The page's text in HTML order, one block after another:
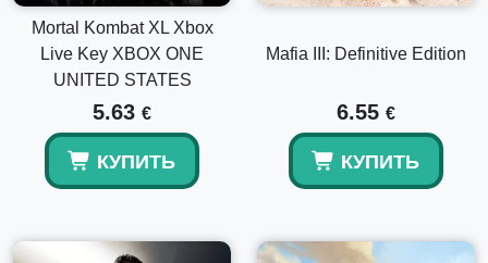
Mortal Kombat XL Xbox
Live Key XBOX ONE
UNITED STATES
5.63 €
КУПИТЬ
Mafia III: Definitive Edition
6.55 €
КУПИТЬ